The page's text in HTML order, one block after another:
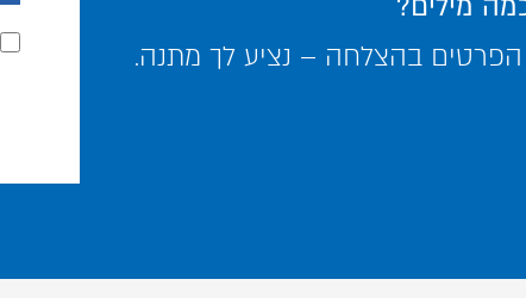
בהצלחה – נציע לך מתנה.